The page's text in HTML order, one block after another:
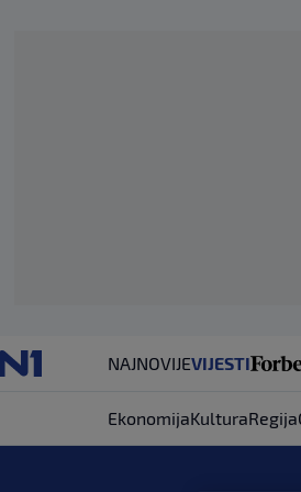
NAJNOVIJEVIJESTI
EkonomijaKulturaRegija